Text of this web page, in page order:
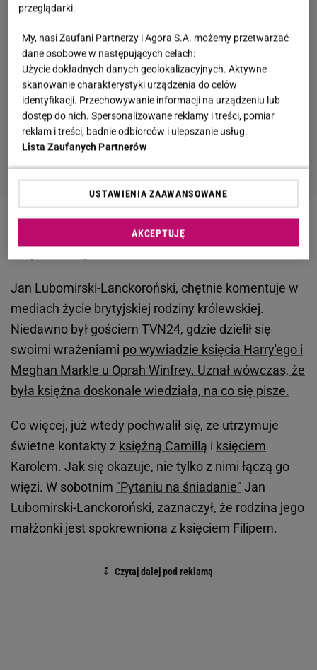
Jan Lubomirski chwali się pokrewieństwem z
księciem Filipem w śniadaniówce
Jan Lubomirski-Lanckoroński, chętnie komentuje w
mediach życie brytyjskiej rodziny królewskiej.
Niedawno był gościem TVN24, gdzie dzielił się
swoimi wrażeniami po wywiadzie księcia Harry'ego i
Meghan Markle u Oprah Winfrey. Uznał wówczas, że
była księżna doskonale wiedziała, na co się pisze.
Co więcej, już wtedy pochwalił się, że utrzymuje
świetne kontakty z księżną Camillą i księciem
Karolem. Jak się okazuje, nie tylko z nimi łączą go
więzi. W sobotnim "Pytaniu na śniadanie" Jan
Lubomirski-Lanckoroński, zaznaczył, że rodzina jego
małżonki jest spokrewniona z księciem Filipem.
przeglądarki.
My, nasi Zaufani Partnerzy i Agora S.A. możemy przetwarzać
dane osobowe w następujących celach:
Użycie dokładnych danych geolokalizacyjnych. Aktywne
skanowanie charakterystyki urządzenia do celów
identyfikacji. Przechowywanie informacji na urządzeniu lub
dostęp do nich. Spersonalizowane reklamy i treści, pomiar
reklam i treści, badnie odbiorców i ulepszanie usług.
Lista Zaufanych Partnerów
USTAWIENIA ZAAWANSOWANE
AKCEPTUJĘ